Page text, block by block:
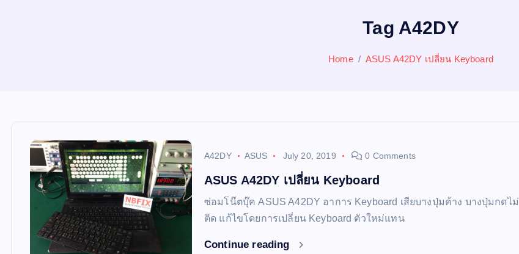
Tag A42DY
Home ASUS A42DY เปลี่ยน Keyboard
A42DY ASUS July 20, 2019 0 Comments
ASUS A42DY เปลี่ยน Keyboard
ซ่อมโน๊ตบุ๊ค ASUS A42DY อาการ Keyboard เสียบางปุ่มค้าง บางปุ่มกดไม่
ติด แก้ไขโดยการเปลี่ยน Keyboard ตัวใหม่แทน
Continue reading